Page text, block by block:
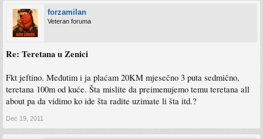
forzamilan
Veteran foruma
Re: Teretana u Zenici
Fkt jeftino. Međutim i ja plaćam 20KM mjesečno 3 puta sedmično,
teretana 100m od kuće. Šta mislite da preimenujemo temu teretana all
about pa da vidimo ko ide šta radite uzimate li šta itd.?
Dec 19, 2011